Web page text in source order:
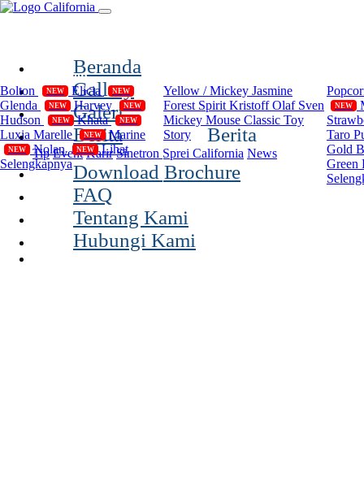
Beranda
Gallery
Galeri
Compilation
Bolton
NEW Elicia NEW
Glenda NEW Harvey NEW
Hudson NEW Khata NEW
Luxia Marelle NEW Marine
NEW Nolan NEW
Lihat
Selengkapnya
Yellow / Mickey Jasmine
Forest Spirit Kristoff Olaf Sven
Mickey Mouse Classic Toy
Story
NEW
Taro
Gold
Green
Berita Berita
Tip Event Karir Sinetron Sprei California News
Download Brochure
FAQ
Tentang Kami
Hubungi Kami